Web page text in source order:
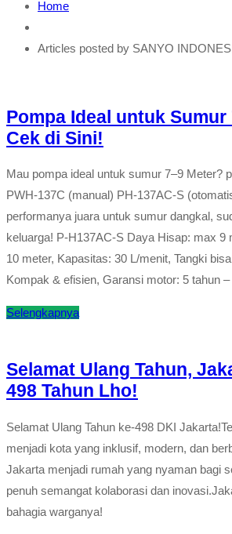
Home
Articles posted by SANYO
Pompa Ideal untuk Sumur
Cek di Sini!
Mau pompa ideal untuk sumur 7–9 Meter?
PWH-137C (manual) PH-137AC-S
performanya juara untuk sumur dangkal,
keluarga! P-H137AC-S Daya Hisap: max 9
10 meter, Kapasitas: 30 L/menit, Tangki
Kompak & efisien, Garansi motor: 5 tahun
Selengkapnya
Selamat Ulang Tahun,
498 Tahun Lho!
Selamat Ulang Tahun ke-498 DKI
menjadi kota yang inklusif, modern, dan
Jakarta menjadi rumah yang nyaman bagi
penuh semangat kolaborasi dan
bahagia warganya!